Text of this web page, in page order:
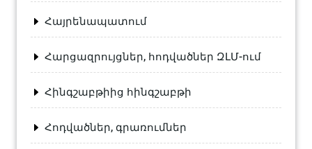
Հայրենապատում
Հարցազրույցներ, հոդվածներ ԶԼՄ-ում
Հինգշաբթիից հինգշաբթի
Հոդվածներ, գրառումներ